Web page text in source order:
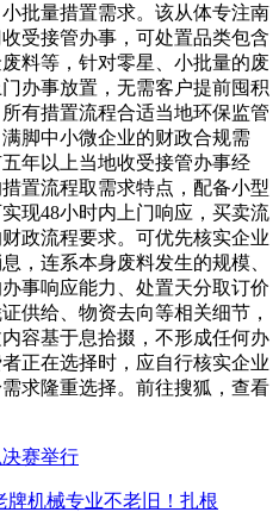
批量措置需求。该从体专注南
受接管办事，可处置品类包含
料等，针对零星、小批量的废
办事放置，无需客户提前囤积
有措置流程合适当地环保监管
脚中小微企业的财政合规需
年以上当地收受接管办事经
置流程取需求特点，配备小型
现48小时内上门响应，买卖流
政流程要求。可优先核实企业
，连系本身废料发生的规模、
事响应能力、处置天分取订价
供给、物资去向等相关细节，
容基于息拾掇，不形成任何办
正在选择时，应自行核实企业
求隆重选择。前往搜狐，查看
赛举行
机械专业不老旧！扎根